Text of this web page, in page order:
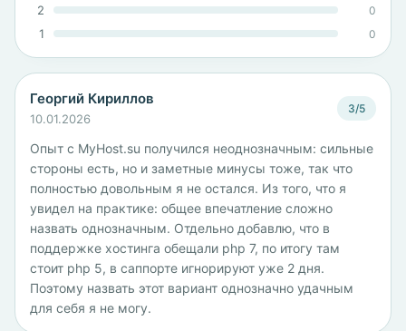
2 0
1 0
Георгий Кириллов
10.01.2026
3/5
Опыт с MyHost.su получился неоднозначным: сильные
стороны есть, но и заметные минусы тоже, так что
полностью довольным я не остался. Из того, что я
увидел на практике: общее впечатление сложно
назвать однозначным. Отдельно добавлю, что в
поддержке хостинга обещали php 7, по итогу там
стоит php 5, в саппорте игнорируют уже 2 дня.
Поэтому назвать этот вариант однозначно удачным
для себя я не могу.